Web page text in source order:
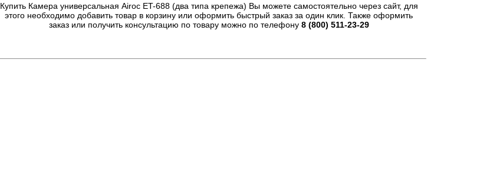
Купить Камера универсальная Airoc ET-688 (два типа крепежа) Вы можете самостоятельно через сайт, для
этого необходимо добавить товар в корзину или оформить быстрый заказ за один клик. Также оформить
заказ или получить консультацию по товару можно по телефону 8 (800) 511-23-29